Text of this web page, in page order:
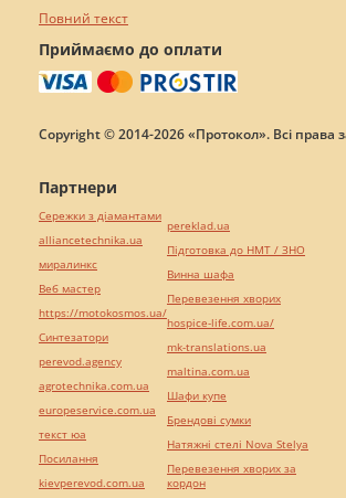
Повний текст
Приймаємо до оплати
Copyright © 2014-2026 «Протокол». Всі права
Партнери
Сережки з діамантами
alliancetechnika.ua
миралинкс
Веб мастер
https://motokosmos.ua/
Синтезатори
perevod.agency
agrotechnika.com.ua
europeservice.com.ua
текст юа
Посилання
kievperevod.com.ua
pereklad.ua
Підготовка до НМТ / ЗНО
Винна шафа
Перевезення хворих
hospice-life.com.ua/
mk-translations.ua
maltina.com.ua
Шафи купе
Брендові сумки
Натяжні стелі Nova Stelya
Перевезення хворих за
кордон